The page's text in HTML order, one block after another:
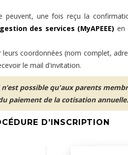
peuvent, une fois reçu la
des services (MyAPEEE) en
coordonnées (nom complet,
le mail d'invitation.
possible qu'aux parents
paiement de la cotisation annuelle.
D’INSCRIPTION